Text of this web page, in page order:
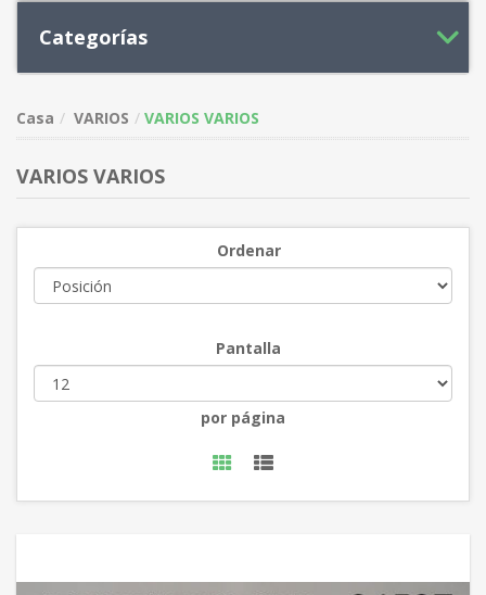
Categorías
Casa VARIOS VARIOS VARIOS
VARIOS VARIOS
Ordenar
Pantalla
por página